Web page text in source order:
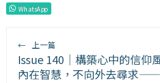
WhatsApp
← 上一篇
Issue 140｜構築心中的信仰
內在智慧，不向外去尋求